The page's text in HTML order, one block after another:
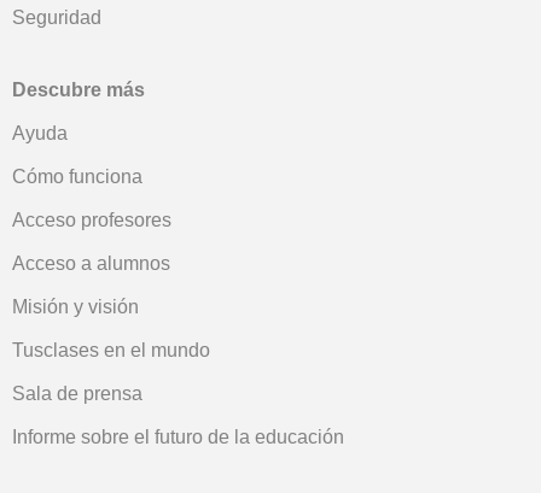
Seguridad
Descubre más
Ayuda
Cómo funciona
Acceso profesores
Acceso a alumnos
Misión y visión
Tusclases en el mundo
Sala de prensa
Informe sobre el futuro de la educación